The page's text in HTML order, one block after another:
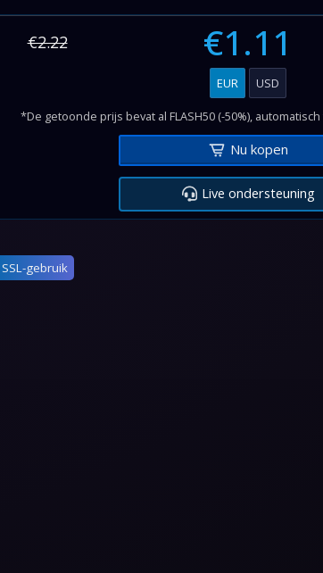
€2.22 €1.11
EUR USD
*De getoonde prijs bevat al FLASH50 (-50%),
Nu kopen
Live ondersteuning
SSL-gebruik